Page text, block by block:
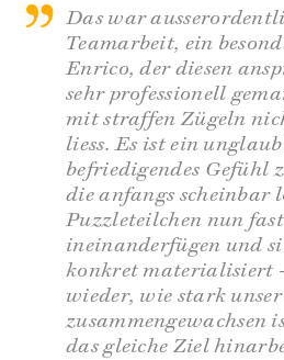
Das war
Teamarbeit, ein
Enrico, der diesen
sehr professionell
mit straffen Zügeln
liess. Es ist ein
befriedigendes Gefühl
die anfangs scheinbar
Puzzleteilchen nun
ineinanderfügen und
konkret materialisiert
wieder, wie stark
zusammengewachsen
das gleiche Ziel